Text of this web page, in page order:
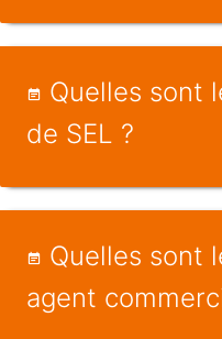
Quelles sont
de SEL ?
Quelles sont
agent